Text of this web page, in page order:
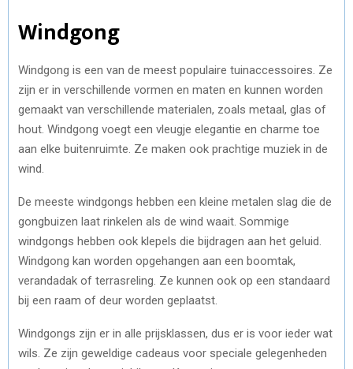
Windgong
Windgong is een van de meest populaire tuinaccessoires. Ze
zijn er in verschillende vormen en maten en kunnen worden
gemaakt van verschillende materialen, zoals metaal, glas of
hout. Windgong voegt een vleugje elegantie en charme toe
aan elke buitenruimte. Ze maken ook prachtige muziek in de
wind.
De meeste windgongs hebben een kleine metalen slag die de
gongbuizen laat rinkelen als de wind waait. Sommige
windgongs hebben ook klepels die bijdragen aan het geluid.
Windgong kan worden opgehangen aan een boomtak,
verandadak of terrasreling. Ze kunnen ook op een standaard
bij een raam of deur worden geplaatst.
Windgongs zijn er in alle prijsklassen, dus er is voor ieder wat
wils. Ze zijn geweldige cadeaus voor speciale gelegenheden